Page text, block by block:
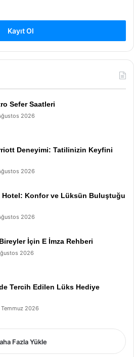
Kayıt Ol
Sefer Saatleri
2026
Deneyimi: Tatilinizin Keyfini
2026
Hotel: Konfor ve Lüksün Buluştuğu
2026
İçin E İmza Rehberi
2026
Tercih Edilen Lüks Hediye
2026
Fazla Yükle